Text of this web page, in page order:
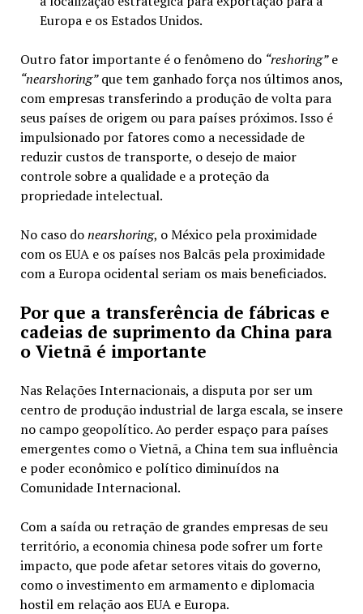
Europa e os Estados Unidos.
Outro fator importante é o fenômeno do “reshoring”e
“nearshoring”que tem ganhado força nos últimos anos,
com empresas transferindo a produção de volta para
seus países de origem ou para países próximos. Isso é
impulsionado por fatores como a necessidade de
reduzir custos de transporte, o desejo de maior
controle sobre a qualidade e a proteção da
propriedade intelectual.
No caso donearshoring, o México pela proximidade
com os EUA e os países nos Balcãs pela proximidade
com a Europa ocidental seriam os mais beneficiados.
Por que a transferência de fábricas e
cadeias de suprimento da China para
o Vietnã é importante
‌Nas Relações Internacionais, a disputa por ser um
centro de produção industrial de larga escala, se insere
no campo geopolítico. Ao perder espaço para países
emergentes como o Vietnã, a China tem sua influência
e poder econômico e político diminuídos na
Comunidade Internacional.
Com a saída ou retração de grandes empresas de seu
território, a economia chinesa pode sofrer um forte
impacto, que pode afetar setores vitais do governo,
como o investimento em armamento e diplomacia
hostil em relação aos EUA e Europa.